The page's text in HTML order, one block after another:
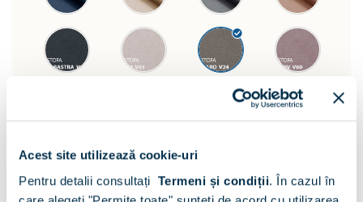
Acest site utilizează cookie-uri
Pentru detalii consultați Termeni și condiții. În cazul în
Asezare pat:
Central